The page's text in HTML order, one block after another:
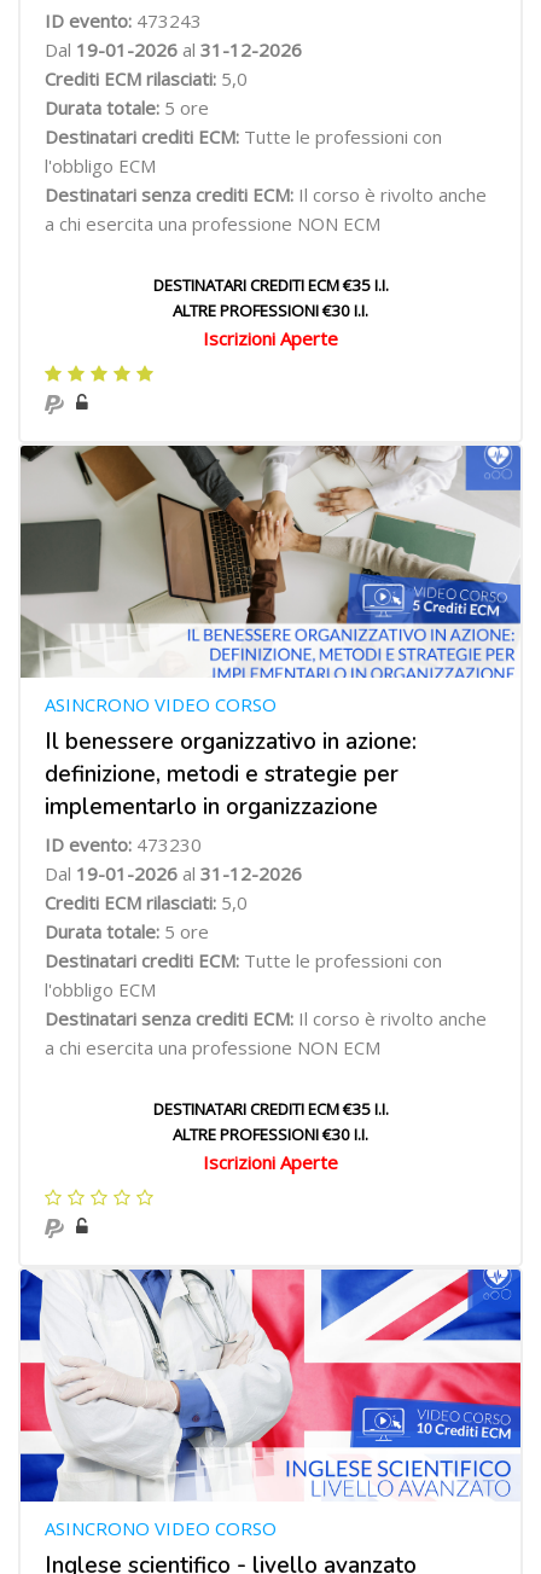
ID evento: 473243
Dal 19-01-2026 al 31-12-2026
Crediti ECM rilasciati: 5,0
Durata totale: 5 ore
Destinatari crediti ECM: Tutte le professioni con
l'obbligo ECM
Destinatari senza crediti ECM: Il corso è rivolto anche
a chi esercita una professione NON ECM
DESTINATARI CREDITI ECM €35 I.I.
ALTRE PROFESSIONI €30 I.I.
Iscrizioni Aperte
Il benessere organizzativo in azione:
definizione, metodi e strategie per
implementarlo in organizzazione
ASINCRONO VIDEO CORSO
ID evento: 473230
Dal 19-01-2026 al 31-12-2026
Crediti ECM rilasciati: 5,0
Durata totale: 5 ore
Destinatari crediti ECM: Tutte le professioni con
l'obbligo ECM
Destinatari senza crediti ECM: Il corso è rivolto anche
a chi esercita una professione NON ECM
DESTINATARI CREDITI ECM €35 I.I.
ALTRE PROFESSIONI €30 I.I.
Iscrizioni Aperte
Inglese scientifico - livello avanzato
ASINCRONO VIDEO CORSO